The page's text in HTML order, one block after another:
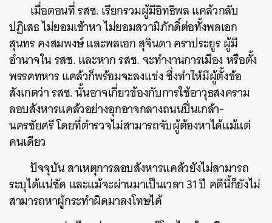
เมื่อตอนที่ รสช. เรียกรวมผู้มีอิทธิพล แคล้วกลับ
ปฏิเสธ ไม่ยอมเข้าหา ไม่ยอมสวามิภักดิ์ต่อทั้งพลเอก
สุนทร คงสมพงษ์ และพลเอก สุจินดา คราประยูร ผู้มี
อำนาจใน รสช. และหาก รสช. จะทำงานการเมือง หรือตั้ง
พรรคทหาร แคล้วก็พร้อมจะลงแข่ง ซึ่งทำให้มีผู้ตั้งข้อ
สังเกตว่า รสช. นั้นอาจเกี่ยวข้องกับการใช้อาวุธสงคราม
ลอบสังหารแคล้วอย่างอุกอาจกลางถนนปิ่นเกล้า-
นครชัยศรี โดยที่ตำรวจไม่สามารถจับผู้ต้องหาได้แม้แต่
คนเดียว
ปัจจุบัน สาเหตุการลอบสังหารแคล้วยังไม่สามารถ
ระบุได้แน่ชัด และแม้จะผ่านมาเป็นเวลา 31 ปี คดีนี้ก็ยังไม่
สามารถหาผู้กระทำผิดมาลงโทษได้
ค้นหา
SHARE TWEET LINE EMAIL